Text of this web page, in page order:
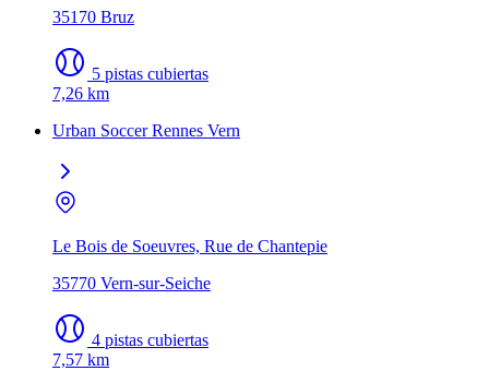
35170 Bruz
5 pistas cubiertas
7,26 km
Urban Soccer Rennes Vern
Le Bois de Soeuvres, Rue de Chantepie
35770 Vern-sur-Seiche
4 pistas cubiertas
7,57 km